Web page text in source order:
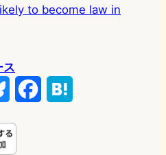
to become law in
ス
u